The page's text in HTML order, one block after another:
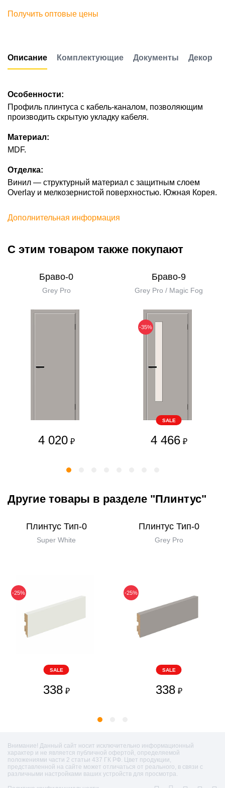
Получить оптовые цены
Описание Комплектующие Документы Декор
Особенности:
Профиль плинтуса с кабель-каналом, позволяющим
производить скрытую укладку кабеля.
Материал:
MDF.
Отделка:
Винил — структурный материал с защитным слоем
Overlay и мелкозернистой поверхностью. Южная Корея.
Дополнительная информация
С этим товаром также покупают
Браво-0
Grey Pro
4 020 ₽
Браво-9
Grey Pro / Magic Fog
-35%
SALE
4 466 ₽
Другие товары в разделе "Плинтус"
Плинтус Тип-0
Super White
-25%
SALE
338 ₽
Плинтус Тип-0
Grey Pro
-25%
SALE
338 ₽
Внимание! Данный сайт носит исключительно информационный
характер и не является публичной офертой, определяемой
положениями части 2 статьи 437 ГК РФ. Цвет продукции,
представленной на сайте может отличаться от реального, в связи с
различными настройками ваших устройств для просмотра.